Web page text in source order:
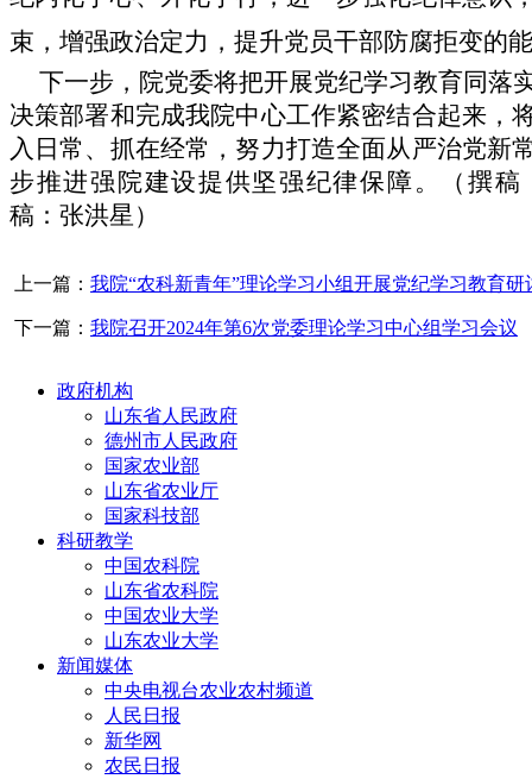
束，增强政治定力， 提升党员干部防腐拒变的
下一步，院党委将把开展党纪学习教育同落
决策部署和完成我院中心工作紧密结合起来，
入日常、抓在经常，努力打造全面从严治党新
步推进强院建设提供坚强纪律保障。
（撰
稿：张洪星 ）
上一篇： 我院“农科新青年”理论学习小组开展党纪学习教育研
下一篇： 我院召开2024年第6次党委理论学习中心组学习会议
政府机构
山东省人民政府
德州市人民政府
国家农业部
山东省农业厅
国家科技部
科研教学
中国农科院
山东省农科院
中国农业大学
山东农业大学
新闻媒体
中央电视台农业农村频道
人民日报
新华网
农民日报